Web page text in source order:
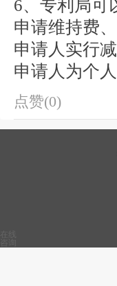
6、专利局可
申请维持费
申请人实行
申请人为个
点赞(0)
咨询